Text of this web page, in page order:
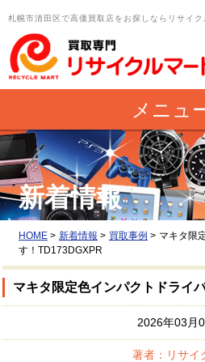
札幌市清田区で高価買取店をお探しならリサイ
新着情報
HOME > 新着情報 > 買取事例 > マキタ限
す！TD173DGXPR
マキタ限定色インパクトドライ
2026年03月
著者：リサイ